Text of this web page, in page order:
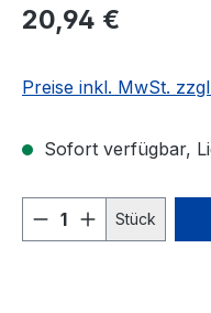
Regulärer Preis:
20,94 €
Preise inkl. MwSt.
Sofort verfügbar,
ProduktStück